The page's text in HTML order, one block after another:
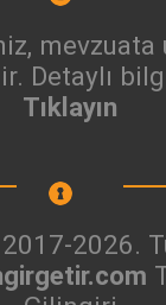
mevzuata
Detaylı
Tıklayın
2026.